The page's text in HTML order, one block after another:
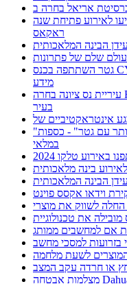
לאירוע פתיחת שנה
ראקאס
הבינה המלאכותית
גטר השתתפה בכנס CYBER FOCUS EVENT - כנס אבטחת
מידע
עיריית נס ציונה בחרה Ruckus ושדרגה את תשתיות האינטרנט
בעיר
"בטוחים יותר עם גטר" - כספות EXECUTIVE SAFE עכשיו
במלאי
טלקו 2024
בינה מלאכותית
הבינה המלאכותית
בזרועות למסכי מחשב
לשעת מלחמה